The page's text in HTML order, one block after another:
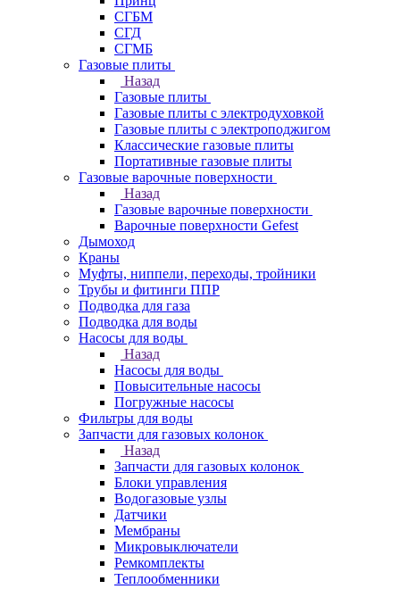
СГБМ
СГД
СГМБ
Газовые плиты
Назад
Газовые плиты
Газовые плиты с электродуховкой
Газовые плиты с электроподжигом
Классические газовые плиты
Портативные газовые плиты
Газовые варочные поверхности
Назад
Газовые варочные поверхности
Варочные поверхности Gefest
Дымоход
Краны
Муфты, ниппели, переходы, тройники
Трубы и фитинги ППР
Подводка для газа
Подводка для воды
Насосы для воды
Назад
Насосы для воды
Повысительные насосы
Погружные насосы
Фильтры для воды
Запчасти для газовых колонок
Назад
Запчасти для газовых колонок
Блоки управления
Водогазовые узлы
Датчики
Мембраны
Микровыключатели
Ремкомплекты
Теплообменники